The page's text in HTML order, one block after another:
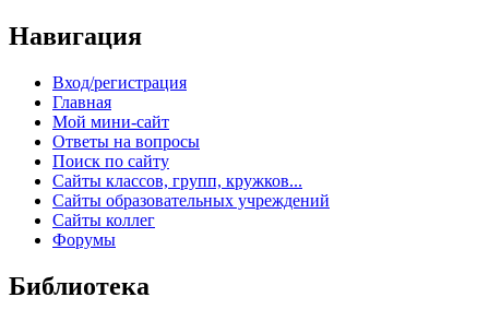
Навигация
Вход/регистрация
Главная
Мой мини-сайт
Ответы на вопросы
Поиск по сайту
Сайты классов, групп, кружков...
Сайты образовательных учреждений
Сайты коллег
Форумы
Библиотека